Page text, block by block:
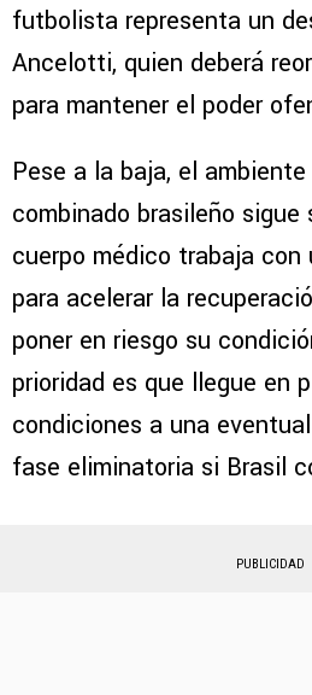
futbolista representa un
Ancelotti, quien deberá
para mantener el poder
Pese a la baja, el
combinado brasileño
cuerpo médico trabaja
para acelerar la
poner en riesgo su
prioridad es que llegue en
condiciones a una
fase eliminatoria si Brasil
PUBLICIDAD